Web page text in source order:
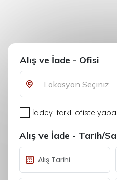
Alış ve İade - Ofisi
Lokasyon Seçiniz
İadeyi farklı ofiste
Alış ve İade - Tarih/